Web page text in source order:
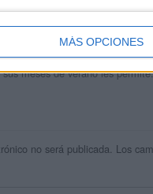
MÁS OPCIONES
no es solo un blog, es la
de ser pareja, son los
y en el cual, vuelcan la mayor
meses de verano les permite.
no será publicada. Los